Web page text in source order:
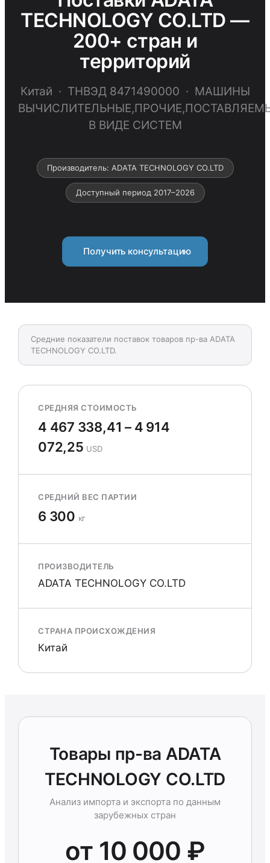
TECHNOLOGY CO.LTD —
200+ стран и
территорий
Китай · ТНВЭД 8471490000 · МАШИНЫ
В ВИДЕ СИСТЕМ
Производитель: ADATA TECHNOLOGY CO.LTD
Доступный период 2017–2026
Получить консультацию
Средние показатели поставок товаров пр-ва ADATA
TECHNOLOGY CO.LTD.
СРЕДНЯЯ СТОИМОСТЬ
4 467 338,41 – 4 914
072,25 USD
СРЕДНИЙ ВЕС ПАРТИИ
6 300 кг
ПРОИЗВОДИТЕЛЬ
ADATA TECHNOLOGY CO.LTD
СТРАНА ПРОИСХОЖДЕНИЯ
Китай
Товары пр-ва ADATA
TECHNOLOGY CO.LTD
Анализ импорта и экспорта по данным
зарубежных стран
от 10 000 ₽